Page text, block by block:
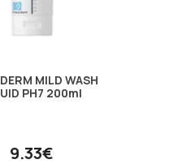
MILD WASH
PH7 200ml
9.33€